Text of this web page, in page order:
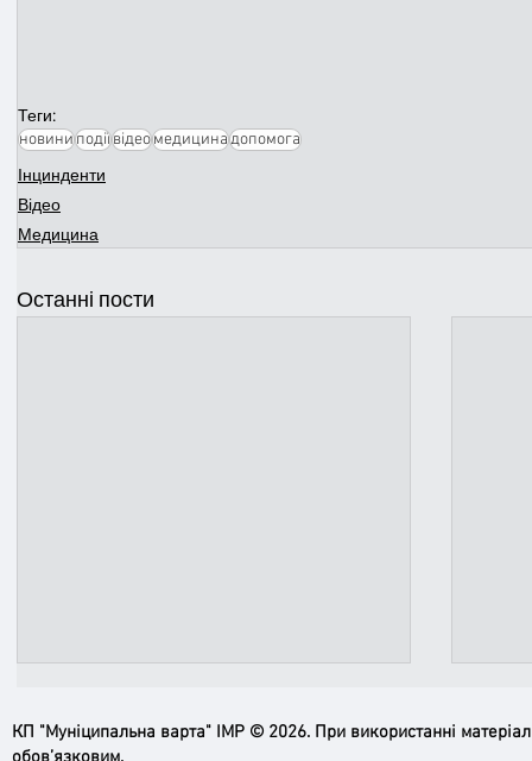
Теги:
новиниподіївідеомедицинадопомога
Інцинденти
Відео
Медицина
Останні пости
КП "Муніципальна варта" ІМР © 2026. При використанні